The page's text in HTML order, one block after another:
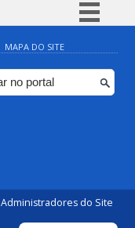
Simplifique!
Comunica BR
Participe
MAPA DO SITE
Administradores do Site